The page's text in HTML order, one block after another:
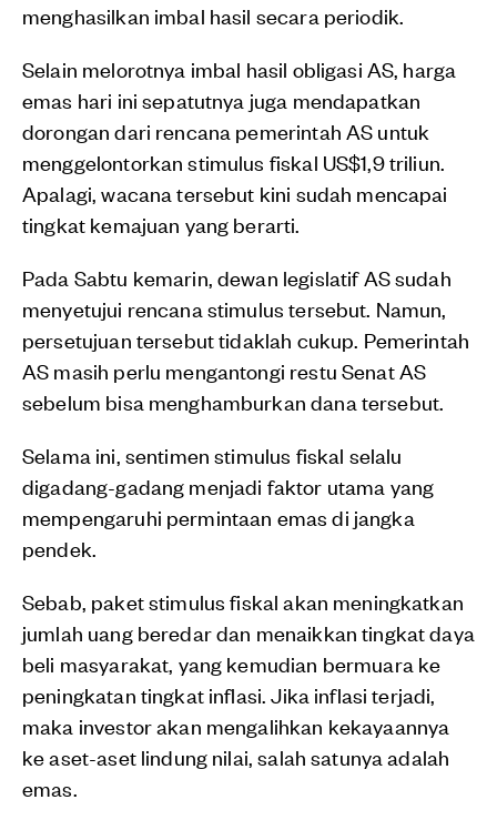
menghasilkan imbal hasil secara periodik.
Selain melorotnya imbal hasil obligasi AS, harga
emas hari ini sepatutnya juga mendapatkan
dorongan dari rencana pemerintah AS untuk
menggelontorkan stimulus fiskal US$1,9 triliun.
Apalagi, wacana tersebut kini sudah mencapai
tingkat kemajuan yang berarti.
Pada Sabtu kemarin, dewan legislatif AS sudah
menyetujui rencana stimulus tersebut. Namun,
persetujuan tersebut tidaklah cukup. Pemerintah
AS masih perlu mengantongi restu Senat AS
sebelum bisa menghamburkan dana tersebut.
Selama ini, sentimen stimulus fiskal selalu
digadang-gadang menjadi faktor utama yang
mempengaruhi permintaan emas di jangka
pendek.
Sebab, paket stimulus fiskal akan meningkatkan
jumlah uang beredar dan menaikkan tingkat daya
beli masyarakat, yang kemudian bermuara ke
peningkatan tingkat inflasi. Jika inflasi terjadi,
maka investor akan mengalihkan kekayaannya
ke aset-aset lindung nilai, salah satunya adalah
emas.